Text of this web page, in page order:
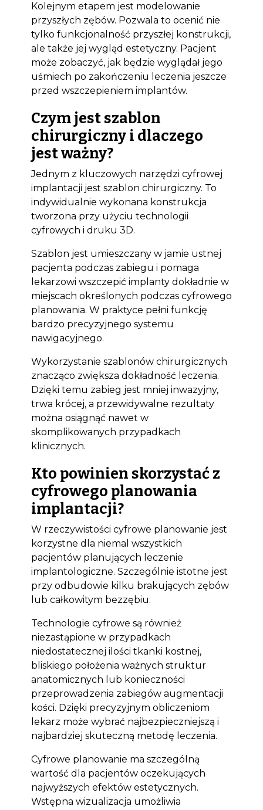
Kolejnym etapem jest modelowanie
przyszłych zębów. Pozwala to ocenić nie
tylko funkcjonalność przyszłej konstrukcji,
ale także jej wygląd estetyczny. Pacjent
może zobaczyć, jak będzie wyglądał jego
uśmiech po zakończeniu leczenia jeszcze
przed wszczepieniem implantów.
Czym jest szablon
chirurgiczny i dlaczego
jest ważny?
Jednym z kluczowych narzędzi cyfrowej
implantacji jest szablon chirurgiczny. To
indywidualnie wykonana konstrukcja
tworzona przy użyciu technologii
cyfrowych i druku 3D.
Szablon jest umieszczany w jamie ustnej
pacjenta podczas zabiegu i pomaga
lekarzowi wszczepić implanty dokładnie w
miejscach określonych podczas cyfrowego
planowania. W praktyce pełni funkcję
bardzo precyzyjnego systemu
nawigacyjnego.
Wykorzystanie szablonów chirurgicznych
znacząco zwiększa dokładność leczenia.
Dzięki temu zabieg jest mniej inwazyjny,
trwa krócej, a przewidywalne rezultaty
można osiągnąć nawet w
skomplikowanych przypadkach
klinicznych.
Kto powinien skorzystać z
cyfrowego planowania
implantacji?
W rzeczywistości cyfrowe planowanie jest
korzystne dla niemal wszystkich
pacjentów planujących leczenie
implantologiczne. Szczególnie istotne jest
przy odbudowie kilku brakujących zębów
lub całkowitym bezzębiu.
Technologie cyfrowe są również
niezastąpione w przypadkach
niedostatecznej ilości tkanki kostnej,
bliskiego położenia ważnych struktur
anatomicznych lub konieczności
przeprowadzenia zabiegów augmentacji
kości. Dzięki precyzyjnym obliczeniom
lekarz może wybrać najbezpieczniejszą i
najbardziej skuteczną metodę leczenia.
Cyfrowe planowanie ma szczególną
wartość dla pacjentów oczekujących
najwyższych efektów estetycznych.
Wstępna wizualizacja umożliwia
Bioclinic